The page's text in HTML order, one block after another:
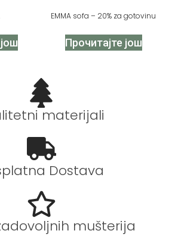
EMMA sofa – 20% za gotovinu
Прочитајте још
materijali
Dostava
mušterija